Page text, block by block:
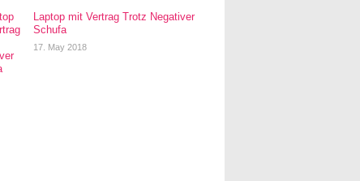
Laptop mit Vertrag Trotz Negativer
Schufa
17. May 2018